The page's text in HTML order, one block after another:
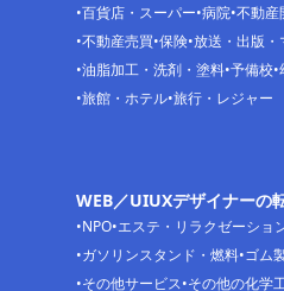
百貨店・スーパー 病院 不動産
不動産売買 保険 放送・出版・
油脂加工・洗剤・塗料 予備校
旅館・ホテル 旅行・レジャー
WEB／UIUXデザイナーの
NPO エステ・リラクゼーショ
ガソリンスタンド・燃料 ゴム
その他サービス その他の化学